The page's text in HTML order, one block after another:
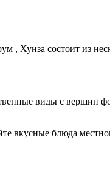
, Хунза состоит из
виды с вершин
вкусные блюда